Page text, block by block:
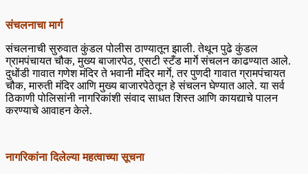
संचलनाचा मार्ग
संचलनाची सुरुवात कुंडल पोलीस ठाण्यातून झाली. तेथून पुढे कुंडल
ग्रामपंचायत चौक, मुख्य बाजारपेठ, एसटी स्टँड मार्गे संचलन काढण्यात आले.
दुधोंडी गावात गणेश मंदिर ते भवानी मंदिर मार्गे, तर पुणदी गावात ग्रामपंचायत
चौक, मारुती मंदिर आणि मुख्य बाजारपेठेतून हे संचलन घेण्यात आले. या सर्व
ठिकाणी पोलिसांनी नागरिकांशी संवाद साधत शिस्त आणि कायद्याचे पालन
करण्याचे आवाहन केले.
नागरिकांना दिलेल्या महत्वाच्या सूचना